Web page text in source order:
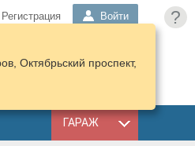
?
Регистрация Войти
КОРЗИНА
ГАРАЖ
Октябрьский проспект,